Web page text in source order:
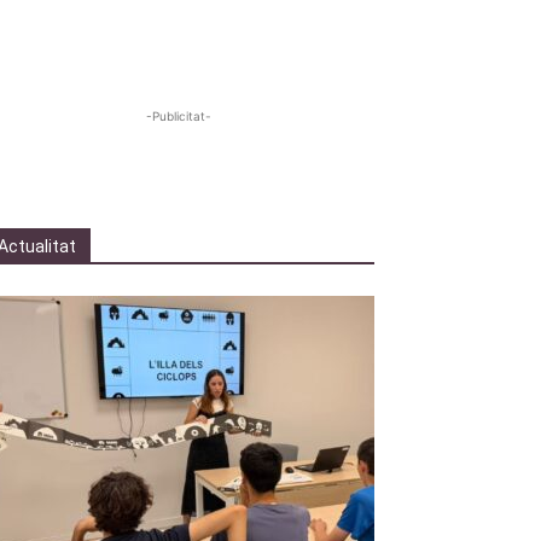
-Publicitat-